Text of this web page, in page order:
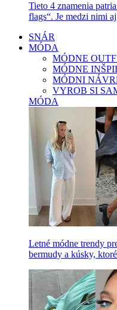
Tieto 4 znamenia
flags“. Je medzi nimi
SNÁR
MÓDA
MÓDNE
MÓDNE
MÓDNI
VYROB SI
MÓDA
Letné módne trendy
bermudy a kúsky,